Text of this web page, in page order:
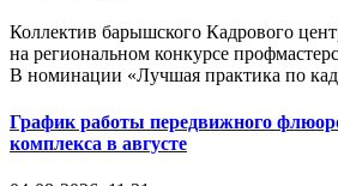
Коллектив барышского Кадрового
на региональном конкурсе
В номинации «Лучшая практика по
График работы передвижного
комплекса в августе